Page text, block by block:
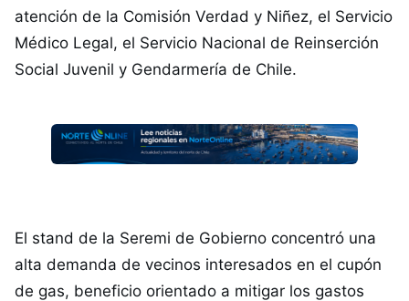
atención de la Comisión Verdad y Niñez, el Servicio
Médico Legal, el Servicio Nacional de Reinserción
Social Juvenil y Gendarmería de Chile.
El stand de la Seremi de Gobierno concentró una
alta demanda de vecinos interesados en el cupón
de gas, beneficio orientado a mitigar los gastos